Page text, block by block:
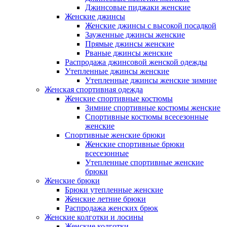
Джинсовые пиджаки женские
Женские джинсы
Женские джинсы с высокой посадкой
Зауженные джинсы женские
Прямые джинсы женские
Рваные джинсы женские
Распродажа джинсовой женской одежды
Утепленные джинсы женские
Утепленные джинсы женские зимние
Женская спортивная одежда
Женские спортивные костюмы
Зимние спортивные костюмы женские
Спортивные костюмы всесезонные
женские
Спортивные женские брюки
Женские спортивные брюки
всесезонные
Утепленные спортивные женские
брюки
Женские брюки
Брюки утепленные женские
Женские летние брюки
Распродажа женских брюк
Женские колготки и лосины